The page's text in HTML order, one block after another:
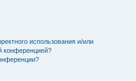
использования и/или
конференцией?